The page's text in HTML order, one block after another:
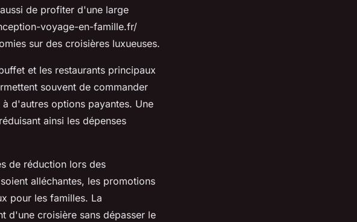
de profiter d'une large
voyage-en-famille.fr/
sur des croisières luxueuses.
et les restaurants principaux
souvent de commander
d'autres options payantes. Une
ainsi les dépenses
de réduction lors des
alléchantes, les promotions
pour les familles. La
d'une croisière sans dépasser le